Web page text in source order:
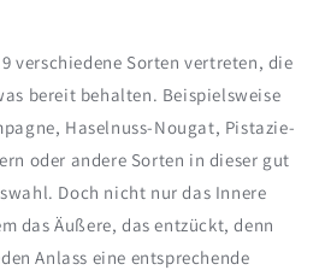
verschiedene Sorten vertreten, die
bereit behalten. Beispielsweise
Haselnuss-Nougat, Pistazie-
oder andere Sorten in dieser gut
Doch nicht nur das Innere
das Äußere, das entzückt, denn
Anlass eine entsprechende